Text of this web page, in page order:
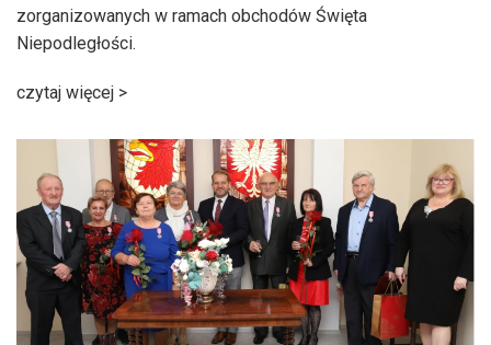
zorganizowanych w ramach obchodów Święta
Niepodległości.
czytaj więcej >